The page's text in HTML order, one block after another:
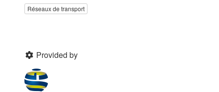
Réseaux de transport
Provided by